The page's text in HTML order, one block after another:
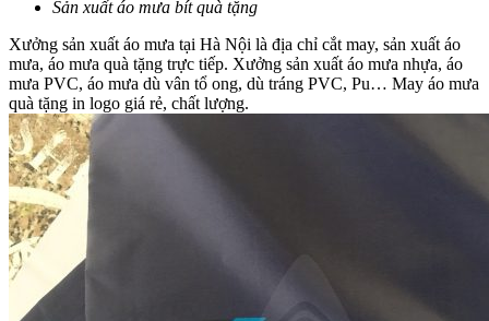
Sản xuất áo mưa bít quà tặng
Xưởng sản xuất áo mưa tại Hà Nội là địa chỉ cắt may, sản xuất áo
mưa, áo mưa quà tặng trực tiếp. Xưởng sản xuất áo mưa nhựa, áo
mưa PVC, áo mưa dù vân tổ ong, dù tráng PVC, Pu… May áo mưa
quà tặng in logo giá rẻ, chất lượng.